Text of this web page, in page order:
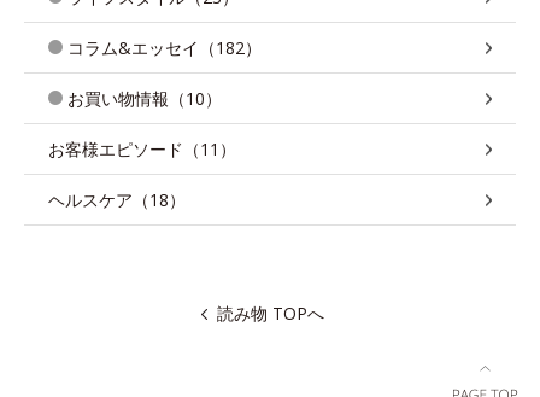
コラム&エッセイ（182）
お買い物情報（10）
お客様エピソード（11）
ヘルスケア（18）
読み物 TOPへ